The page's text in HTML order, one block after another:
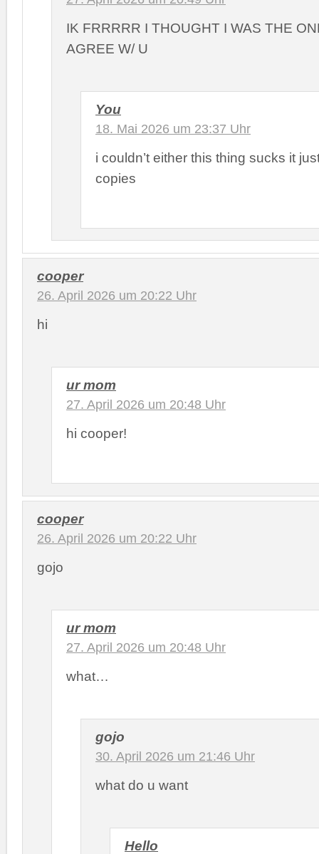
IK FRRRRR I THOUGHT I WAS THE
AGREE W/ U
You
18. Mai 2026 um 23:37 Uhr
i couldn’t either this thing sucks it
copies
cooper
26. April 2026 um 20:22 Uhr
hi
ur mom
27. April 2026 um 20:48 Uhr
hi cooper!
cooper
26. April 2026 um 20:22 Uhr
gojo
ur mom
27. April 2026 um 20:48 Uhr
what…
gojo
30. April 2026 um 21:46 Uhr
what do u want
Hello